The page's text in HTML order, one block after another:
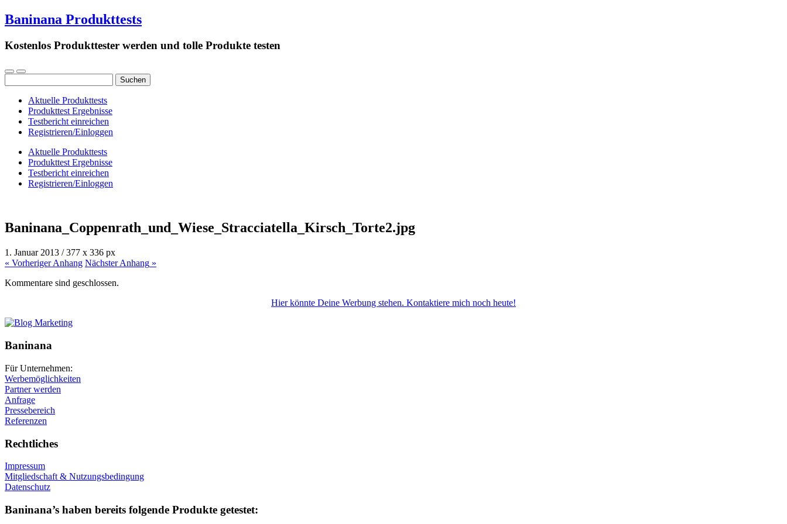
Baninana Produkttests
Kostenlos Produkttester werden und tolle Produkte testen
nach:
Aktuelle Produkttests
Produkttest Ergebnisse
Testbericht einreichen
Registrieren/Einloggen
Aktuelle Produkttests
Produkttest Ergebnisse
Testbericht einreichen
Registrieren/Einloggen
Baninana_Coppenrath_und_Wiese_Stracciatella_Kirsch_Torte2.jpg
1. Januar 2013 /377 x 336 px
« VorherigerAnhang NächsterAnhang »
Kommentare sind geschlossen.
Hier könnte Deine Werbung stehen. Kontaktiere mich noch heute!
Baninana
Für Unternehmen:
Werbemöglichkeiten
Partner werden
Anfrage
Pressebereich
Referenzen
Rechtliches
Impressum
Mitgliedschaft & Nutzungsbedingung
Datenschutz
Baninana’s haben bereits folgende Produkte getestet: